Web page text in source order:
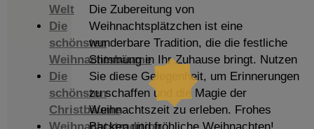
Welt
Die
schönsten
Weihnachtsbäume
Die
schönsten
Christbäume
Die Zubereitung von
Weihnachtsplätzchen ist eine
wunderbare Tradition, die die festliche
Stimmung in Ihr Zuhause bringt. Nutzen
Sie diese Gelegenheit, um Erinnerungen
zu schaffen und die Magie der
Weihnachtszeit zu erleben. Frohes